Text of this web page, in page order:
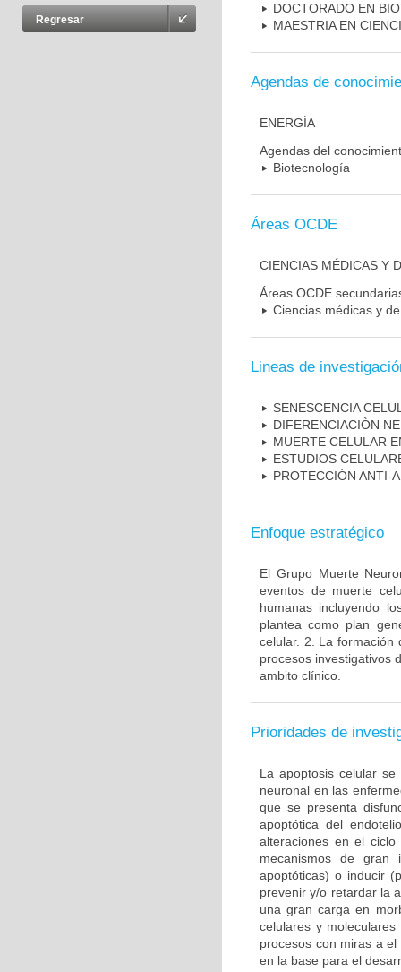
Regresar
DOCTORADO EN
MAESTRIA EN
Agendas de
ENERGÍA
Agendas del
Biotecnología
Áreas OCDE
CIENCIAS MÉDICAS Y
Áreas OCDE
Ciencias médicas y
Lineas de
SENESCENCIA
DIFERENCIACIÒN
MUERTE CELULAR
ESTUDIOS
PROTECCIÓN ANTI-
Enfoque estratégico
El Grupo Muerte
eventos de muerte
humanas incluyendo
plantea como plan
celular. 2. La formación
procesos investigativos
ambito clínico.
Prioridades de
La apoptosis celular
neuronal en las
que se presenta
apoptótica del
alteraciones en el
mecanismos de gran
apoptóticas) o inducir
prevenir y/o retardar la
una gran carga en
celulares y
procesos con miras a
en la base para el